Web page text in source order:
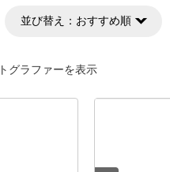
並び替え： おすすめ順
グラファーを表示